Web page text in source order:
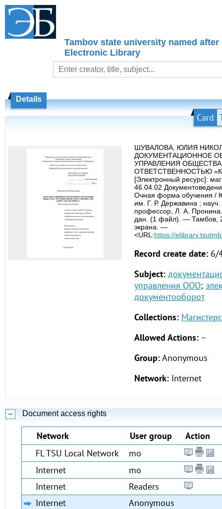
Tambov state university named after
Electronic Library
Details
Card
ШУВАЛОВА, ЮЛИЯ
ДОКУМЕНТАЦИОННОЕ
УПРАВЛЕНИЯ
ОТВЕТСТВЕННОСТЬЮ
[Электронный ресурс]:
46.04.02
Очная форма обучения
им. Г. Р. Державина ;
профессор, Л. А.
дан. (1 файл). — Тамбов,
экрана. —
<URL:https://
Record create date: 6/
Subject:
управления ООО;
документооборот
Collections:
Allowed Actions: –
Group:Anonymous
Network: Internet
Document access rights
Network User group
Action
FL TSU Local Network
mo
Internet
mo
Internet
Readers
Internet
Anonymous